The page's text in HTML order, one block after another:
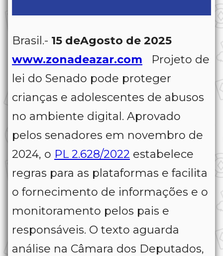
Brasil.- 15 deAgosto de 2025
www.zonadeazar.com Projeto de
lei do Senado pode proteger
crianças e adolescentes de abusos
no ambiente digital. Aprovado
pelos senadores em novembro de
2024, o PL 2.628/2022 estabelece
regras para as plataformas e facilita
o fornecimento de informações e o
monitoramento pelos pais e
responsáveis. O texto aguarda
análise na Câmara dos Deputados,